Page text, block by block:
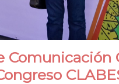
Comunicación